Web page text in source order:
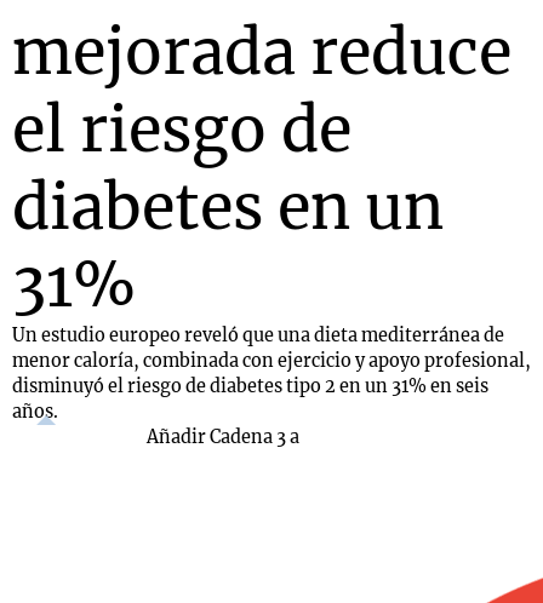
mejorada reduce
el riesgo de
diabetes en un
31%
Un estudio europeo reveló que una dieta mediterránea de
menor caloría, combinada con ejercicio y apoyo profesional,
disminuyó el riesgo de diabetes tipo 2 en un 31% en seis
años.
Añadir Cadena 3 a